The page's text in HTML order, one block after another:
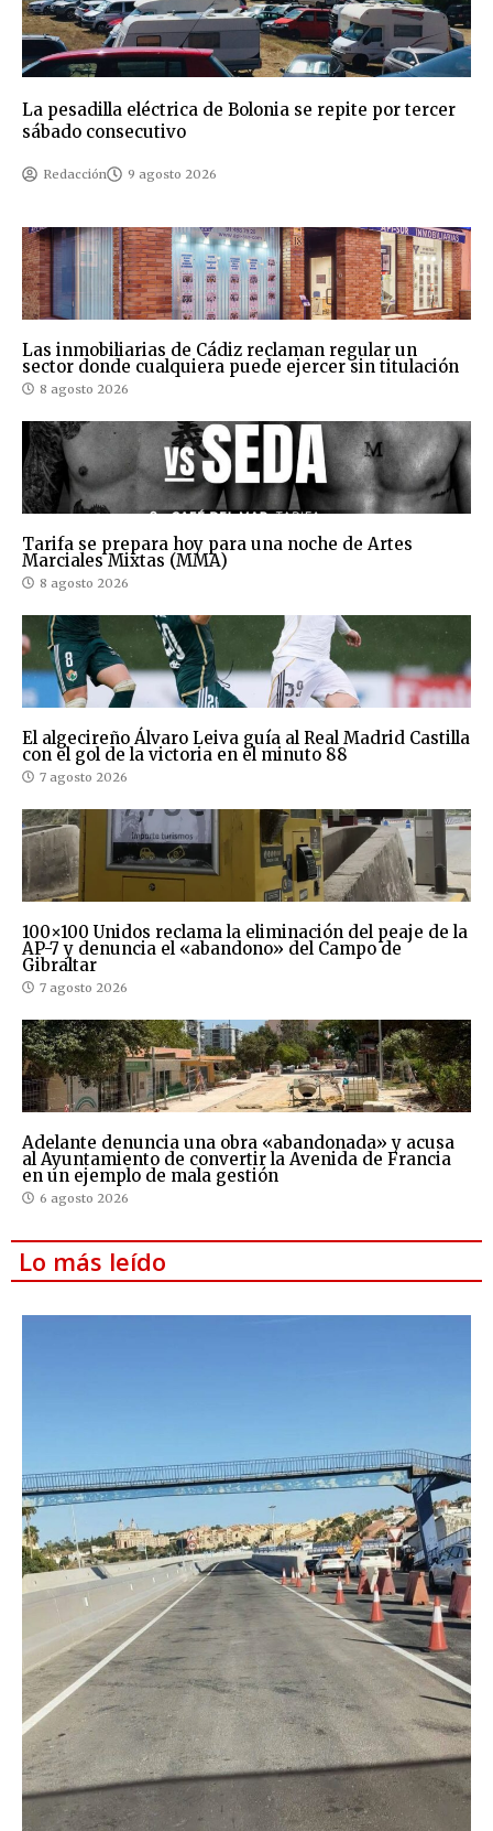
La pesadilla eléctrica de Bolonia se repite por tercer
sábado consecutivo
Redacción 9 agosto 2026
Las inmobiliarias de Cádiz reclaman regular un
sector donde cualquiera puede ejercer sin titulación
8 agosto 2026
Tarifa se prepara hoy para una noche de Artes
Marciales Mixtas (MMA)
8 agosto 2026
El algecireño Álvaro Leiva guía al Real Madrid Castilla
con el gol de la victoria en el minuto 88
7 agosto 2026
100×100 Unidos reclama la eliminación del peaje de la
AP-7 y denuncia el «abandono» del Campo de
Gibraltar
7 agosto 2026
Adelante denuncia una obra «abandonada» y acusa
al Ayuntamiento de convertir la Avenida de Francia
en un ejemplo de mala gestión
6 agosto 2026
Lo más leído